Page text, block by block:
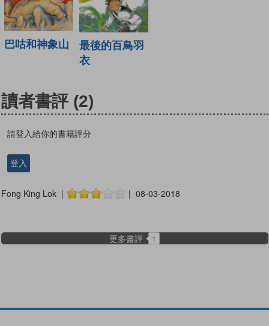
巴咕和神象山
最後的百鳥羽
衣
讀者書評 (2)
請登入給你的書籍評分
登入
Fong King Lok | | 08-03-2018
更多書評 1